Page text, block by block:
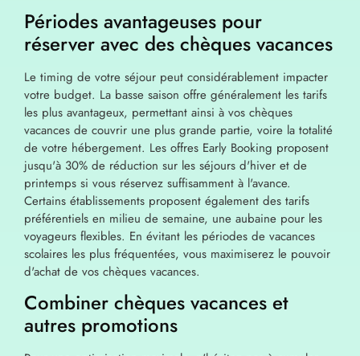
Périodes avantageuses pour
réserver avec des chèques vacances
Le timing de votre séjour peut considérablement impacter
votre budget. La basse saison offre généralement les tarifs
les plus avantageux, permettant ainsi à vos chèques
vacances de couvrir une plus grande partie, voire la totalité
de votre hébergement. Les offres Early Booking proposent
jusqu'à 30% de réduction sur les séjours d'hiver et de
printemps si vous réservez suffisamment à l'avance.
Certains établissements proposent également des tarifs
préférentiels en milieu de semaine, une aubaine pour les
voyageurs flexibles. En évitant les périodes de vacances
scolaires les plus fréquentées, vous maximiserez le pouvoir
d'achat de vos chèques vacances.
Combiner chèques vacances et
autres promotions